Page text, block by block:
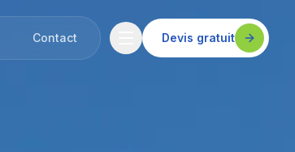
Contact Devis gratuit